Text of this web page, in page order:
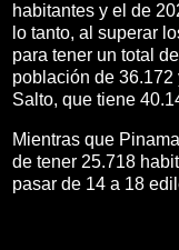
habitantes y el de
lo tanto, al superar
para tener un total
población de
Salto, que tiene
Mientras que
de tener 25.718
pasar de 14 a 18